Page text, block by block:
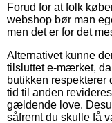
Forud for at folk
webshop bør man
men det er for det
Alternativet kunne
tilsluttet e-mærket,
butikken respekterer
tid til anden
gældende love.
såfremt du skulle få